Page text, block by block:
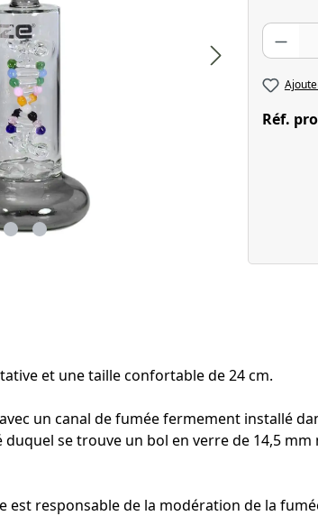
Réf.
et une taille confortable de 24 cm.
un canal de fumée fermement installé
se trouve un bol en verre de 14,5
est responsable de la modération de la